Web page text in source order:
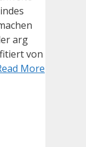
arg
von
More